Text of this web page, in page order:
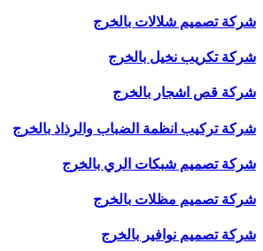
شركة تصميم شلالات بالخرج
شركة تكريب نخيل بالخرج
شركة قص اشجار بالخرج
شركة تركيب انظمة الضباب والرذاذ بالخرج
شركة تصميم شبكات الري بالخرج
شركة تصميم مظلات بالخرج
شركة تصميم نوافير بالخرج